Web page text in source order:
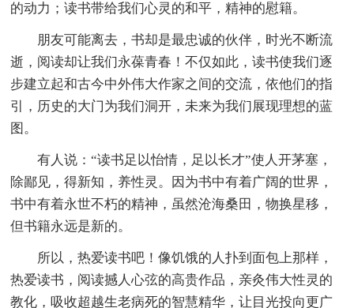
的动力；读书带给我们心灵的和平，精神的慰籍。
朋友可能离去，书却是最忠诚的伙伴，时光不断流
逝，阅读却让我们永葆青春！不仅如此，读书使我们逐
步建立起和古今中外伟大作家之间的交流，依他们的指
引，历史的大门为我们洞开，未来为我们展现理想的蓝
图。
有人说：“读书足以怡情，足以长才”使人开茅塞，
除鄙见，得新知，养性灵。因为书中有着广阔的世界，
书中有着永世不朽的精神，虽然沧海桑田，物换星移，
但书籍永远是新的。
所以，热爱读书吧！像饥饿的人扑到面包上那样，
热爱读书，阅读撼人心弦的高贵作品，亲灸伟大性灵的
教化，吸收超越生老病死的智慧精华，让目光投向更广